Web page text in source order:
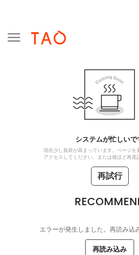
システムが忙しいで
現在少し負荷が高まっています。ページを
アクセスしてください、または後ほど再度
再試行
エラーが発生しました。再読み込
再読み込み